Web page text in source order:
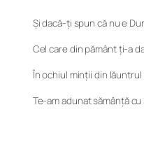
Și dacă-ți spun că nu e
Cel care din pământ ți-a
În ochiul minții din lăuntrul
Te-am adunat sămânță cu